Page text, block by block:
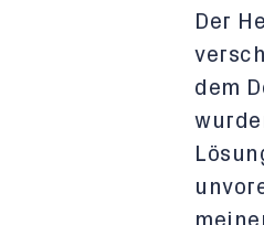
Der
dem